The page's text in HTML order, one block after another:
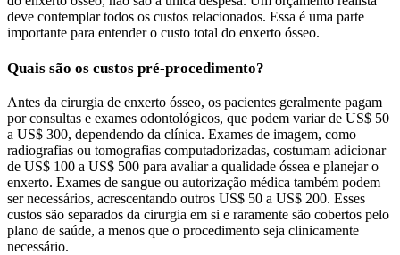
deve contemplar todos os custos relacionados. Essa é uma parte
importante para entender o custo total do enxerto ósseo.
Quais são os custos pré-procedimento?
Antes da cirurgia de enxerto ósseo, os pacientes geralmente pagam
por consultas e exames odontológicos, que podem variar de US$ 50
a US$ 300, dependendo da clínica. Exames de imagem, como
radiografias ou tomografias computadorizadas, costumam adicionar
de US$ 100 a US$ 500 para avaliar a qualidade óssea e planejar o
enxerto. Exames de sangue ou autorização médica também podem
ser necessários, acrescentando outros US$ 50 a US$ 200. Esses
custos são separados da cirurgia em si e raramente são cobertos pelo
plano de saúde, a menos que o procedimento seja clinicamente
necessário.